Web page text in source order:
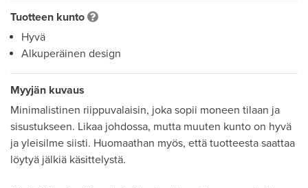
Tuotteen kunto
Hyvä
Alkuperäinen design
Myyjän kuvaus
Minimalistinen riippuvalaisin, joka sopii moneen tilaan ja
sisustukseen. Likaa johdossa, mutta muuten kunto on hyvä
ja yleisilme siisti. Huomaathan myös, että tuotteesta saattaa
löytyä jälkiä käsittelystä.